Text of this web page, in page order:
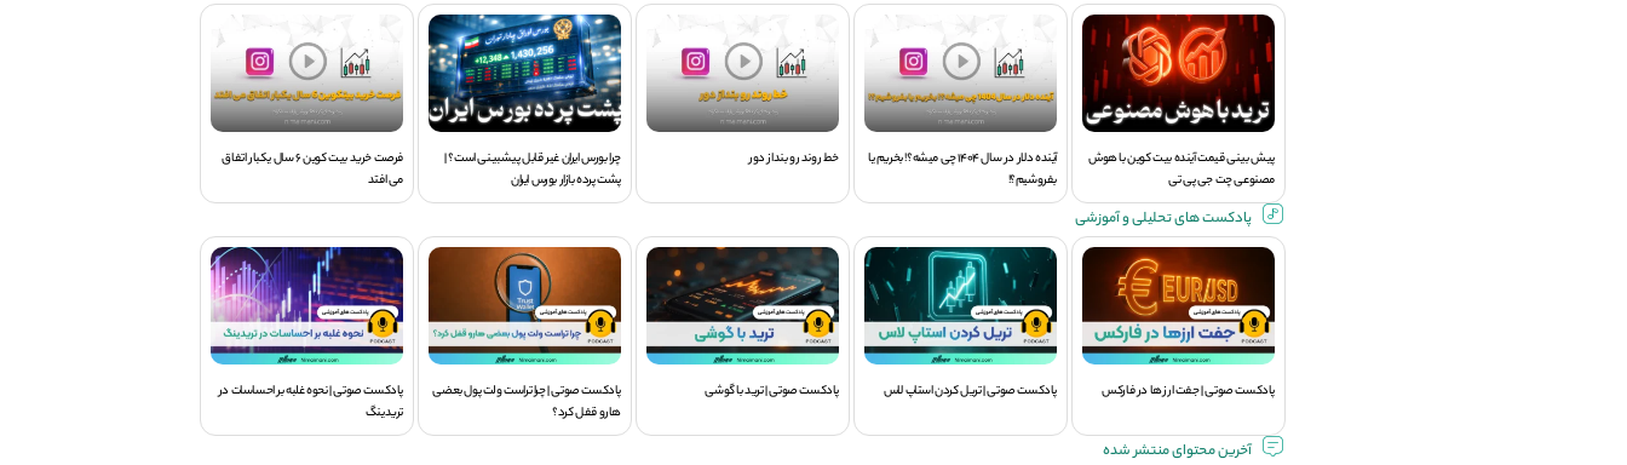
پیش بینی قیمت آینده بیت کوین با هوش
مصنوعی چت جی پی تی
آینده دلار در سال 1404 چی میشه؟! بخریم یا
بفروشیم؟!
خط روند رو بنداز دور
چرا بورس ایران غیر قابل پیشبینی است؟ |
پشت پرده بازار بورس ایران
فرصت خرید بیت کوین 6 سال یکبار اتفاق
می افتد
پادکست های تحلیلی و آموزشی
پادکست صوتی | جفت ارز ها در فارکس پادکست صوتی | تریل کردن استاپ لاس پادکست صوتی | ترید با گوشی
پادکست صوتی | چرا تراست ولت پول بعضی
هارو قفل کرد؟
پادکست صوتی | نحوه غلبه بر احساسات در
تریدینگ
آخرین محتوای منتشر شده